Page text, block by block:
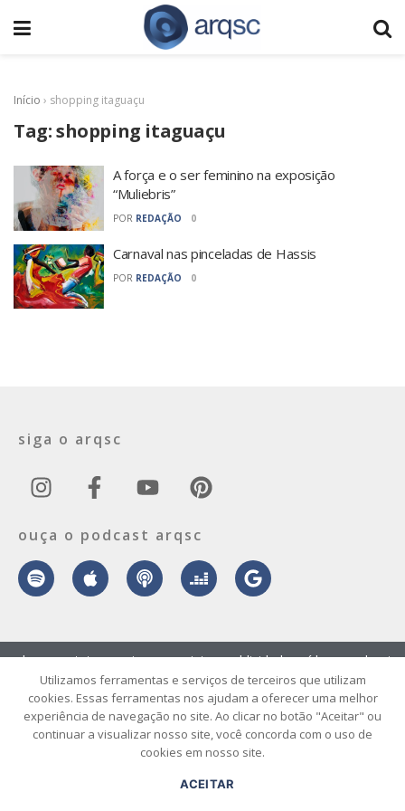
Início › shopping itaguaçu
Tag:shopping itaguaçu
A força e o ser feminino na exposição
“Muliebris”
POR REDAÇÃO 0
Carnaval nas pinceladas de Hassis
POR REDAÇÃO 0
siga o arqsc
ouça o podcast arqsc
© 2026 ArqSC – Portal de Arquitetura, Interiores, Design e Arte de
Santa Catarina – Todos os Direitos Reservados.
sobre contato envie seu projeto publicidade vídeo podcast
Utilizamos ferramentas e serviços de terceiros que utilizam
cookies. Essas ferramentas nos ajudam a oferecer uma melhor
experiência de navegação no site. Ao clicar no botão "Aceitar" ou
continuar a visualizar nosso site, você concorda com o uso de
cookies em nosso site.
ACEITAR